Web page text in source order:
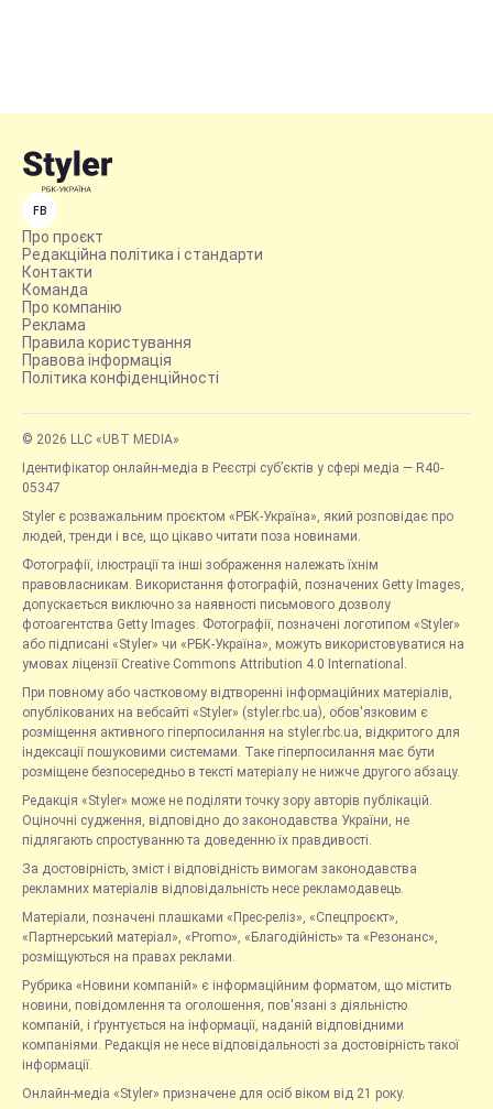
FB
Про проєкт
Редакційна політика і стандарти
Контакти
Команда
Про компанію
Реклама
Правила користування
Правова інформація
Політика конфіденційності
© 2026 LLC «UBT MEDIA»
Ідентифікатор онлайн-медіа в Реєстрі суб’єктів у сфері медіа — R40-
05347
Styler є розважальним проєктом «РБК-Україна», який розповідає про
людей, тренди і все, що цікаво читати поза новинами.
Фотографії, ілюстрації та інші зображення належать їхнім
правовласникам. Використання фотографій, позначених Getty Images,
допускається виключно за наявності письмового дозволу
фотоагентства Getty Images. Фотографії, позначені логотипом «Styler»
або підписані «Styler» чи «РБК-Україна», можуть використовуватися на
умовах ліцензії Creative Commons Attribution 4.0 International.
При повному або частковому відтворенні інформаційних матеріалів,
опублікованих на вебсайті «Styler» (styler.rbc.ua), обов'язковим є
розміщення активного гіперпосилання на styler.rbc.ua, відкритого для
індексації пошуковими системами. Таке гіперпосилання має бути
розміщене безпосередньо в тексті матеріалу не нижче другого абзацу.
Редакція «Styler» може не поділяти точку зору авторів публікацій.
Оціночні судження, відповідно до законодавства України, не
підлягають спростуванню та доведенню їх правдивості.
За достовірність, зміст і відповідність вимогам законодавства
рекламних матеріалів відповідальність несе рекламодавець.
Матеріали, позначені плашками «Прес-реліз», «Спецпроєкт»,
«Партнерський матеріал», «Promo», «Благодійність» та «Резонанс»,
розміщуються на правах реклами.
Рубрика «Новини компаній» є інформаційним форматом, що містить
новини, повідомлення та оголошення, пов'язані з діяльністю
компаній, і ґрунтується на інформації, наданій відповідними
компаніями. Редакція не несе відповідальності за достовірність такої
інформації.
Онлайн-медіа «Styler» призначене для осіб віком від 21 року.